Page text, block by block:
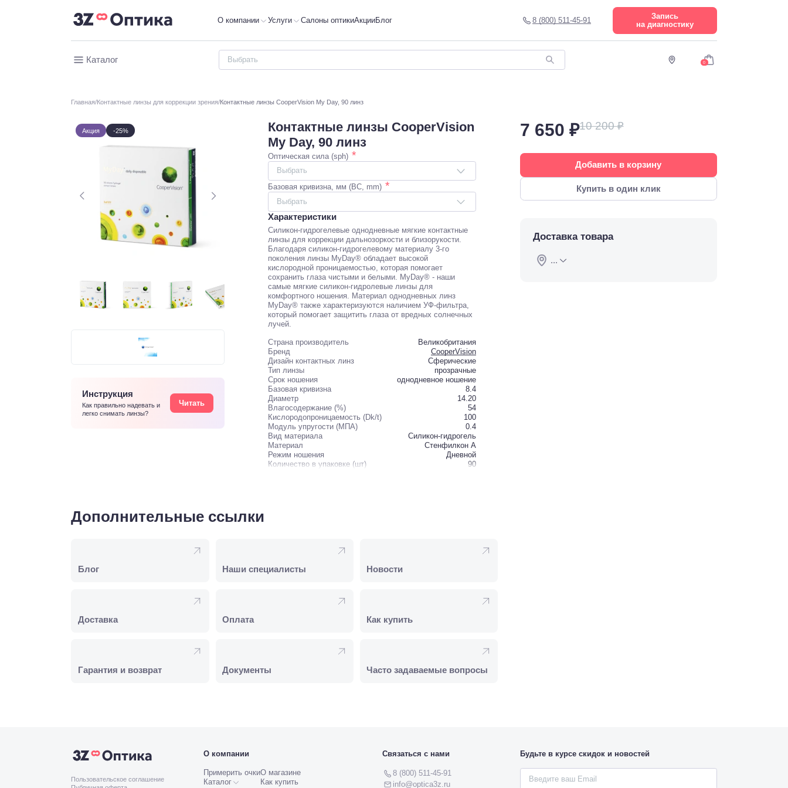
О компании Услуги Салоны оптикиАкцииБлог 8 (800) 511-45-91
Запись
на диагностику
Каталог 0
Главная Контактные линзы для коррекции зрения Контактные линзы CooperVision My Day, 90 линз
Акция -25%
Контактные линзы CooperVision
My Day, 90 линз
Оптическая сила (sph) *
Выбрать
Базовая кривизна, мм (BC, mm) *
Выбрать
Характеристики
Силикон-гидрогелевые однодневные мягкие контактные
линзы для коррекции дальнозоркости и близорукости.
Благодаря силикон-гидрогелевому материалу 3-го
поколения линзы MyDay® обладает высокой
кислородной проницаемостью, которая помогает
сохранить глаза чистыми и белыми. MyDay® - наши
самые мягкие силикон-гидролевые линзы для
комфортного ношения. Материал однодневных линз
MyDay® также характеризуются наличием УФ-фильтра,
который помогает защитить глаза от вредных солнечных
лучей.
Страна производитель
Великобритания
Бренд
CooperVision
Дизайн контактных линз
Сферические
Тип линзы
прозрачные
Cрок ношения
однодневное ношение
Базовая кривизна
8.4
Диаметр
14.20
Влагосодержание (%)
54
Кислородопроницаемость (Dk/t)
100
Модуль упругости (МПА)
0.4
Вид материала
Силикон-гидрогель
Материал
Стенфилкон А
Режим ношения
Дневной
Количество в упаковке (шт)
90
7 650 ₽10 200 ₽
Добавить в корзину
Купить в один клик
Доставка товара
...
Инструкция
Как правильно надевать и
легко снимать линзы?
Читать
Дополнительные ссылки
Блог Наши специалисты Новости
Доставка Оплата Как купить
Гарантия и возврат Документы Часто задаваемые вопросы
Пользовательское соглашение
О компании
Примерить очки
Каталог
О магазине
Как купить
Связаться с нами
8 (800) 511-45-91
info@optica3z.ru
Будьте в курсе скидок и новостей